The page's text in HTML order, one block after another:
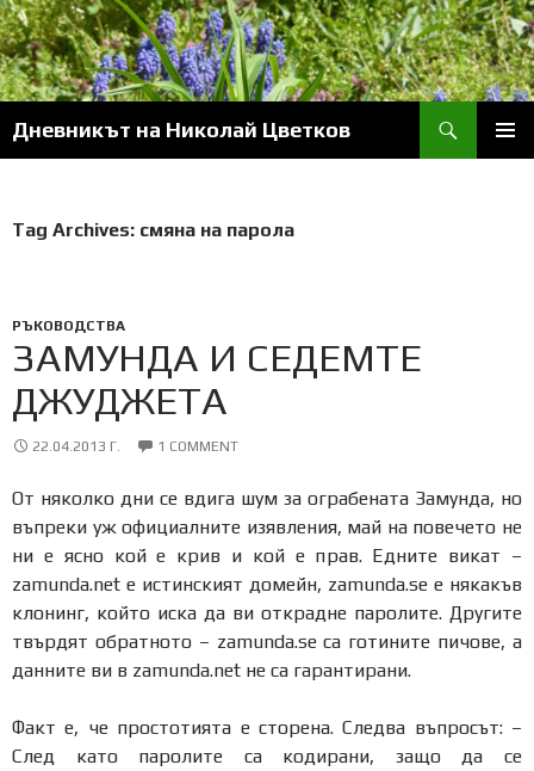
Skip
to
content
Дневникът на Николай Цветков
Tag Archives: смяна на парола
РЪКОВОДСТВА
ЗАМУНДА И СЕДЕМТЕ
ДЖУДЖЕТА
22.04.2013 Г. 1 COMMENT
От няколко дни се вдига шум за ограбената Замунда, но
въпреки уж официалните изявления, май на повечето не
ни е ясно кой е крив и кой е прав. Едните викат –
zamunda.net е истинският домейн, zamunda.se е някакъв
клонинг, който иска да ви открадне паролите. Другите
твърдят обратното – zamunda.se са готините пичове, а
данните ви в zamunda.net не са гарантирани.
Факт е, че простотията е сторена. Следва въпросът: –
След като паролите са кодирани, защо да се